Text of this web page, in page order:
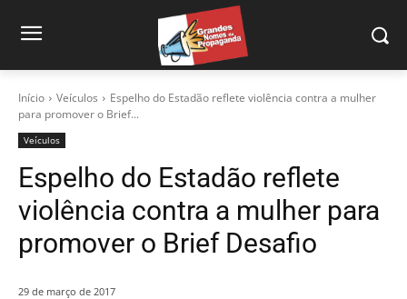
Início Veículos
Espelho do Estadão reflete violência contra a mulher
para promover o Brief...
Veículos
Espelho do Estadão reflete
violência contra a mulher para
promover o Brief Desafio
29 de março de 2017